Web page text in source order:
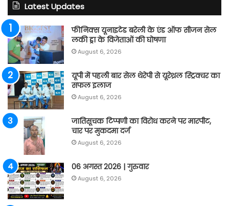
Latest Updates
फीनिक्स यूनाइटेड बरेली के एंड ऑफ सीजन सेल
लकी ड्रा के विजेताओं की घोषणा
August 6, 2026
यूपी में पहली बार सेल थेरेपी से यूरेथ्रल स्ट्रिक्चर का
सफल इलाज
August 6, 2026
जातिसूचक टिप्पणी का विरोध करने पर मारपीट,
चार पर मुकदमा दर्ज
August 6, 2026
06 अगस्त 2026 | गुरुवार
August 6, 2026